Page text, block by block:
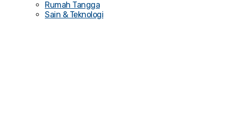
Rumah Tangga
Sain & Teknologi